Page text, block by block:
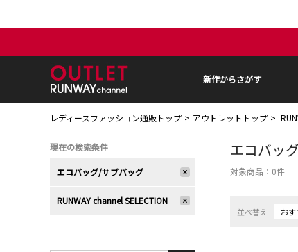
新作からさがす
レディースファッション通販トップ アウトレットトップ
エコバッ
対象商品： 0件
並べ替え お
現在の検索条件
エコバッグ/サブバッグ
RUNWAY channel SELECTION